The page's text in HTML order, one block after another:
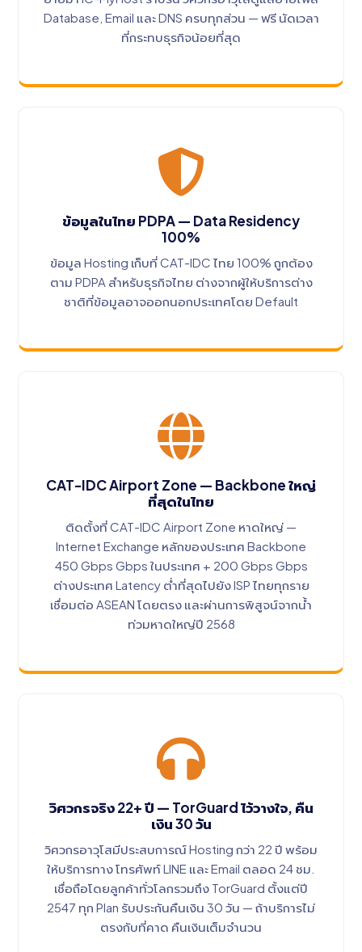
Database, Email และ DNS ครบทุกส่วน — ฟรี นัดเวลา
ที่กระทบธุรกิจน้อยที่สุด
ข้อมูลในไทย PDPA — Data Residency
100%
ข้อมูล Hosting เก็บที่ CAT-IDC ไทย 100% ถูกต้อง
ตาม PDPA สำหรับธุรกิจไทย ต่างจากผู้ให้บริการต่าง
ชาติที่ข้อมูลอาจออกนอกประเทศโดย Default
CAT-IDC Airport Zone — Backbone ใหญ่
ที่สุดในไทย
ติดตั้งที่ CAT-IDC Airport Zone หาดใหญ่ —
Internet Exchange หลักของประเทศ Backbone
450 Gbps Gbps ในประเทศ + 200 Gbps Gbps
ต่างประเทศ Latency ต่ำที่สุดไปยัง ISP ไทยทุกราย
เชื่อมต่อ ASEAN โดยตรง และผ่านการพิสูจน์จากน้ำ
ท่วมหาดใหญ่ปี 2568
วิศวกรจริง 22+ ปี — TorGuard ไว้วางใจ, คืน
เงิน 30 วัน
วิศวกรอาวุโสมีประสบการณ์ Hosting กว่า 22 ปี พร้อม
ให้บริการทาง โทรศัพท์ LINE และ Email ตลอด 24 ชม.
เชื่อถือโดยลูกค้าทั่วโลกรวมถึง TorGuard ตั้งแต่ปี
2547 ทุก Plan รับประกันคืนเงิน 30 วัน — ถ้าบริการไม่
ตรงกับที่คาด คืนเงินเต็มจำนวน